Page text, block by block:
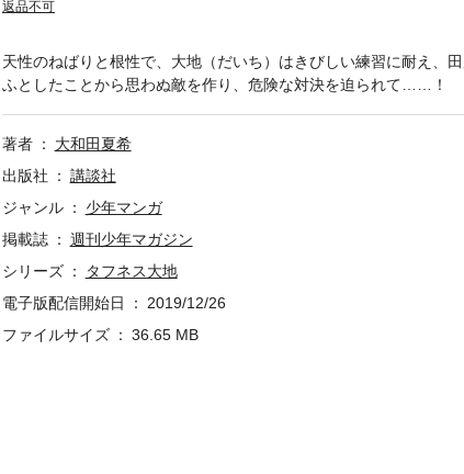
返品不可
天性のねばりと根性で、大地（だいち）はきびしい練習に耐え、
ふとしたことから思わぬ敵を作り、危険な対決を迫られて……！
著者
大和田夏希
出版社
講談社
ジャンル
少年マンガ
掲載誌
週刊少年マガジン
シリーズ
タフネス大地
電子版配信開始日
2019/12/26
ファイルサイズ
36.65 MB